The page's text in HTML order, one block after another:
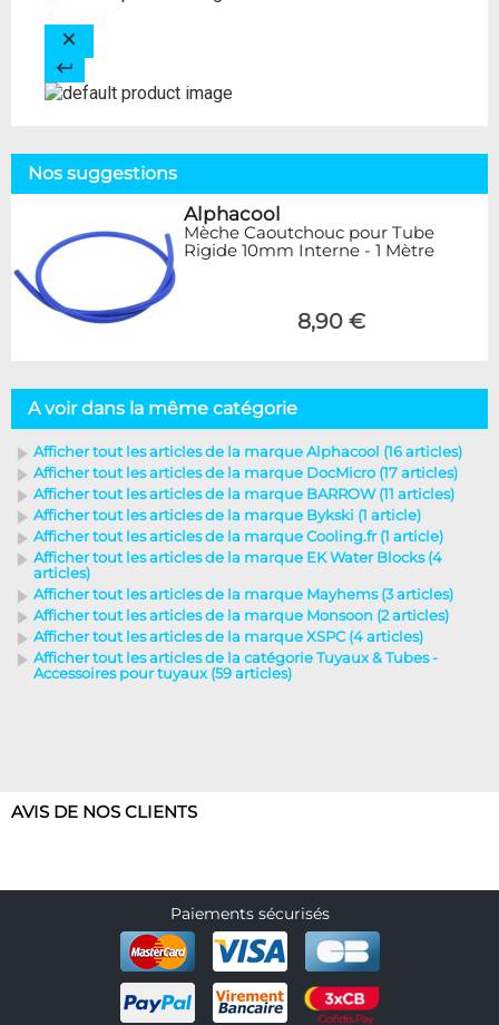
Nos suggestions
Alphacool
Mèche Caoutchouc pour Tube
Rigide 10mm Interne - 1 Mètre
8,90 €
A voir dans la même catégorie
Afficher tout les articles de la marque Alphacool (16 articles)
Afficher tout les articles de la marque DocMicro (17 articles)
Afficher tout les articles de la marque BARROW (11 articles)
Afficher tout les articles de la marque Bykski (1 article)
Afficher tout les articles de la marque Cooling.fr (1 article)
Afficher tout les articles de la marque EK Water Blocks (4
articles)
Afficher tout les articles de la marque Mayhems (3 articles)
Afficher tout les articles de la marque Monsoon (2 articles)
Afficher tout les articles de la marque XSPC (4 articles)
Afficher tout les articles de la catégorie Tuyaux & Tubes -
Accessoires pour tuyaux (59 articles)
AVIS DE NOS CLIENTS
Paiements sécurisés